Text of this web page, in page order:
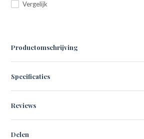
Vergelijk
Productomschrijving
Specificaties
Reviews
Delen